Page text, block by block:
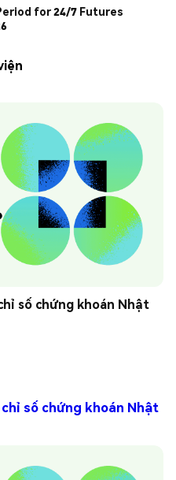
for 24/7 Futures
số chứng khoán Nhật
số chứng khoán Nhật